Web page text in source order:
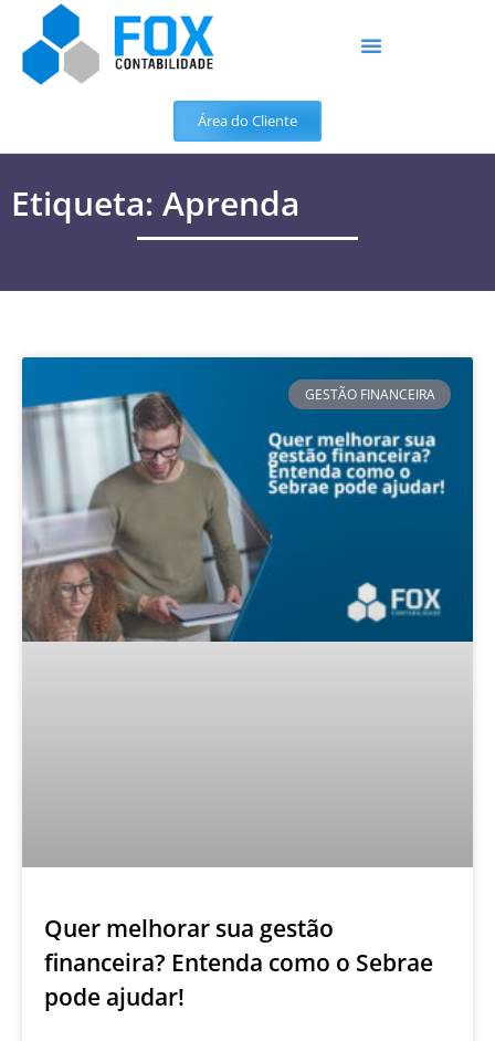
Área do Cliente
Etiqueta: Aprenda
GESTÃO FINANCEIRA
Quer melhorar sua gestão
financeira? Entenda como o Sebrae
pode ajudar!